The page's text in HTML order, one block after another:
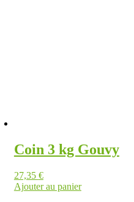
Coin 3 kg Gouvy
27,35 €
Ajouter au panier